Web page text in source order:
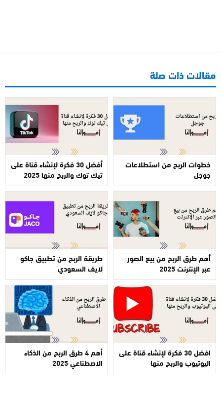
مقالات ذات صلة
خطوات الربح من استطلاعات
جوجل
أفضل 30 فكرة لإنشاء قناة على
تيك توك والربح منها 2025
أهم طرق الربح من بيع الصور
عبر الإنترنت 2025
طريقة الربح من تطبيق جاكو
لايف السعودي
افضل 30 فكرة لإنشاء قناة على
اليوتيوب والربح منها
أهم 4 طرق الربح من الذكاء
الاصطناعي 2025